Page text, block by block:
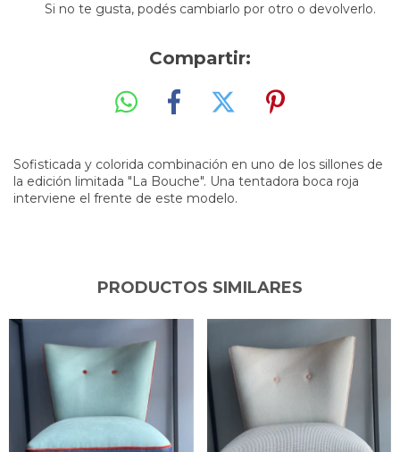
Si no te gusta, podés cambiarlo por otro o devolverlo.
Compartir:
Sofisticada y colorida combinación en uno de los sillones de
la edición limitada "La Bouche". Una tentadora boca roja
interviene el frente de este modelo.
PRODUCTOS SIMILARES